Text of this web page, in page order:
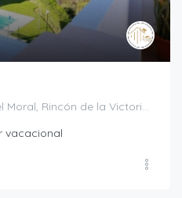
Calle Limonero, La Cala del Moral, Rincón de la Victoria, La Axarquía, Málaga, Andalucía, 29720, España
vacacional